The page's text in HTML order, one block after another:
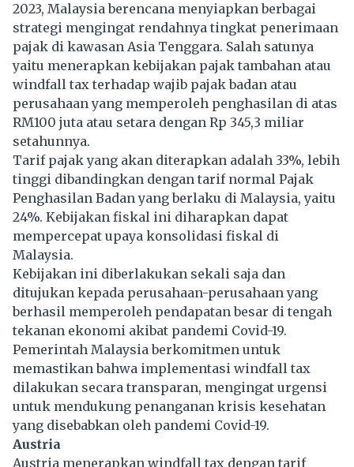
2023, Malaysia berencana menyiapkan berbagai
strategi mengingat rendahnya tingkat penerimaan
pajak di kawasan Asia Tenggara. Salah satunya
yaitu menerapkan kebijakan pajak tambahan atau
windfall tax terhadap wajib pajakbadan atau
perusahaan yang memperoleh penghasilan di atas
RM100 juta atau setara dengan Rp 345,3 miliar
setahunnya.
Tarif pajak yang akan diterapkan adalah 33%, lebih
tinggi dibandingkan dengan tarif normal Pajak
Penghasilan Badan yang berlaku di Malaysia, yaitu
24%. Kebijakan fiskal ini diharapkan dapat
mempercepat upaya konsolidasi fiskal di
Malaysia.
Kebijakan ini diberlakukan sekali saja dan
ditujukan kepada perusahaan-perusahaan yang
berhasil memperoleh pendapatan besar di tengah
tekanan ekonomi akibat pandemi Covid-19.
Pemerintah Malaysia berkomitmen untuk
memastikan bahwa implementasi windfall tax
dilakukan secara transparan, mengingat urgensi
untuk mendukung penanganan krisis kesehatan
yang disebabkan oleh pandemi Covid-19.
Austria
Austria menerapkan windfall tax dengan tarif